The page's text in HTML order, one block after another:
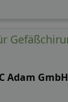
Adam GmbH